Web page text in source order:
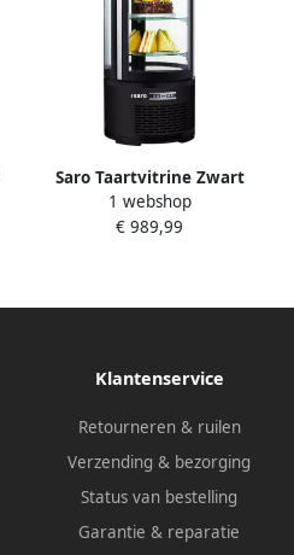
Saro Taartvitrine Zwart
MATILDE – 100L Koelvitrine
met LED – Voor Gebak &
1 webshop
€ 989,99
Klantenservice
Retourneren & ruilen
Verzending & bezorging
Status van bestelling
Garantie & reparatie